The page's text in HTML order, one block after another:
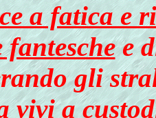
a fatica e
fanteschee
gli
vivia